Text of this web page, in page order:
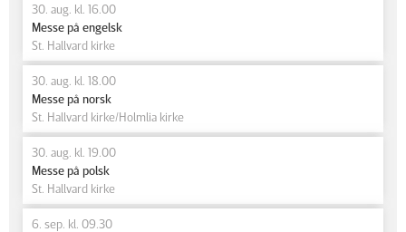
30. aug. kl. 16.00
Messe på engelsk
St. Hallvard kirke
30. aug. kl. 18.00
Messe på norsk
St. Hallvard kirke/Holmlia kirke
30. aug. kl. 19.00
Messe på polsk
St. Hallvard kirke
6. sep. kl. 09.30